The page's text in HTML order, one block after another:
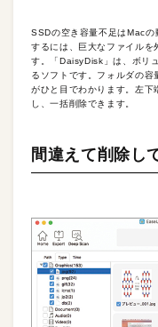
SSDの空き容量不足はMac
するには、巨大なファイルを
す。「DaisyDisk」は、ボリ
るソフトです。フォルダの
がひと目でわかります。左下
し、一括削除できます。
間違えて削除し